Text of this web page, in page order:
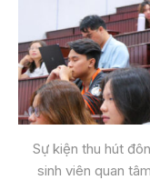
Sự kiện thu hút
sinh viên quan